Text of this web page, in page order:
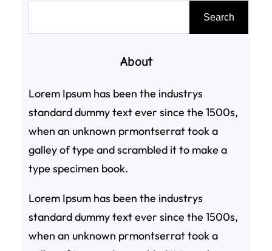
Search
About
Lorem Ipsum has been the industrys
standard dummy text ever since the 1500s,
when an unknown prmontserrat took a
galley of type and scrambled it to make a
type specimen book.
Lorem Ipsum has been the industrys
standard dummy text ever since the 1500s,
when an unknown prmontserrat took a